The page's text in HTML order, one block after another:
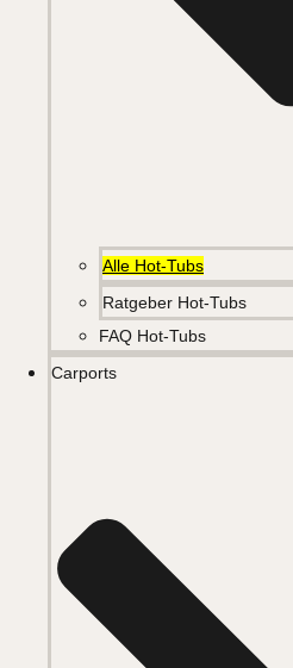
Alle Hot-Tubs
Ratgeber Hot-Tubs
FAQ Hot-Tubs
Carports